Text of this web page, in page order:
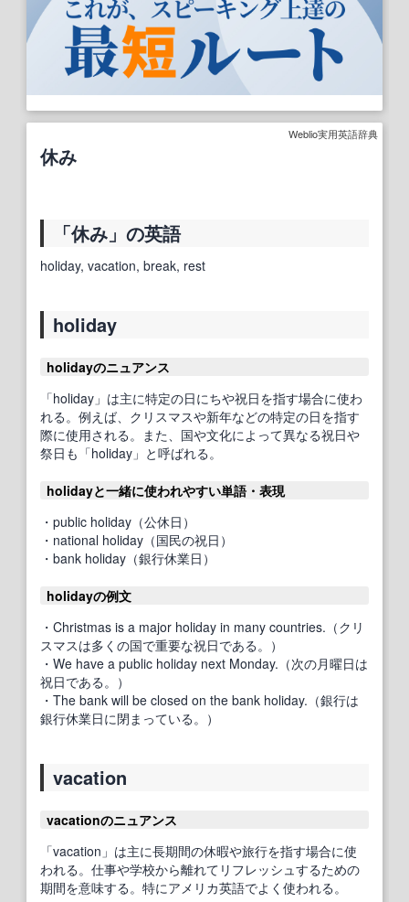
Weblio実用英語辞典
休み
「休み」の英語
holiday, vacation, break, rest
holiday
holidayのニュアンス
「holiday」は主に特定の日にちや祝日を指す場合に使わ
れる。例えば、クリスマスや新年などの特定の日を指す
際に使用される。また、国や文化によって異なる祝日や
祭日も「holiday」と呼ばれる。
holidayと一緒に使われやすい単語・表現
・public holiday（公休日）
・national holiday（国民の祝日）
・bank holiday（銀行休業日）
holidayの例文
・Christmas is a major holiday in many countries.（クリ
スマスは多くの国で重要な祝日である。）
・We have a public holiday next Monday.（次の月曜日は
祝日である。）
・The bank will be closed on the bank holiday.（銀行は
銀行休業日に閉まっている。）
vacation
vacationのニュアンス
「vacation」は主に長期間の休暇や旅行を指す場合に使
われる。仕事や学校から離れてリフレッシュするための
期間を意味する。特にアメリカ英語でよく使われる。